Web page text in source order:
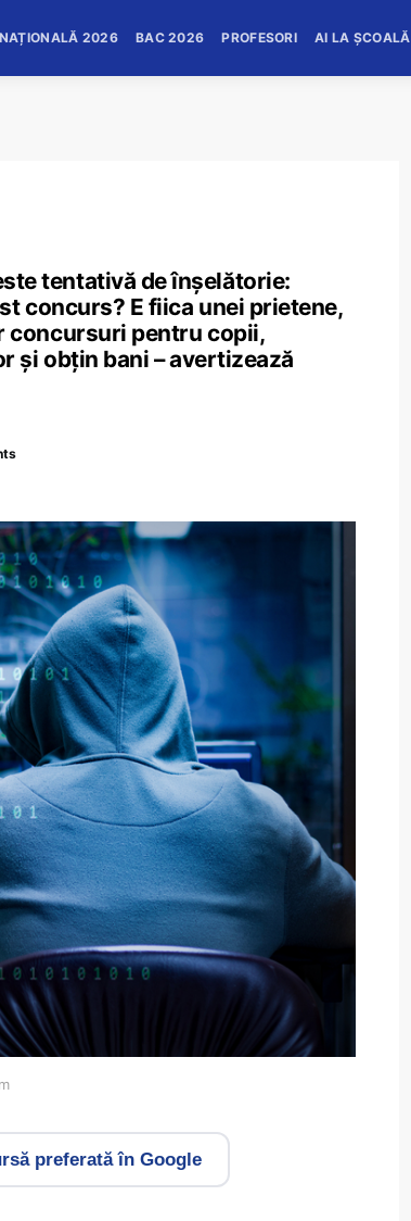
2026 BAC 2026 PROFESORI AI LA ȘCOALĂ
tentativă de înșelătorie:
concurs? E fiica unei prietene,
concursuri pentru copii,
și obțin bani – avertizează
preferată în Google